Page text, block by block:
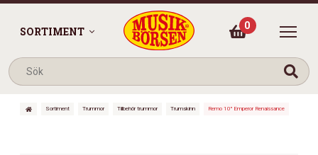
SORTIMENT 0
Sortiment Trummor Tillbehör trummor Trumskinn Remo 10″ Emperor Renaissance